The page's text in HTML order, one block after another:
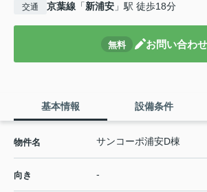
交通 京葉線 「新浦安 」駅 徒歩18分
無料 お問い合わせ
基本情報 設備条件
物件名 サンコーポ浦安D棟
向き -